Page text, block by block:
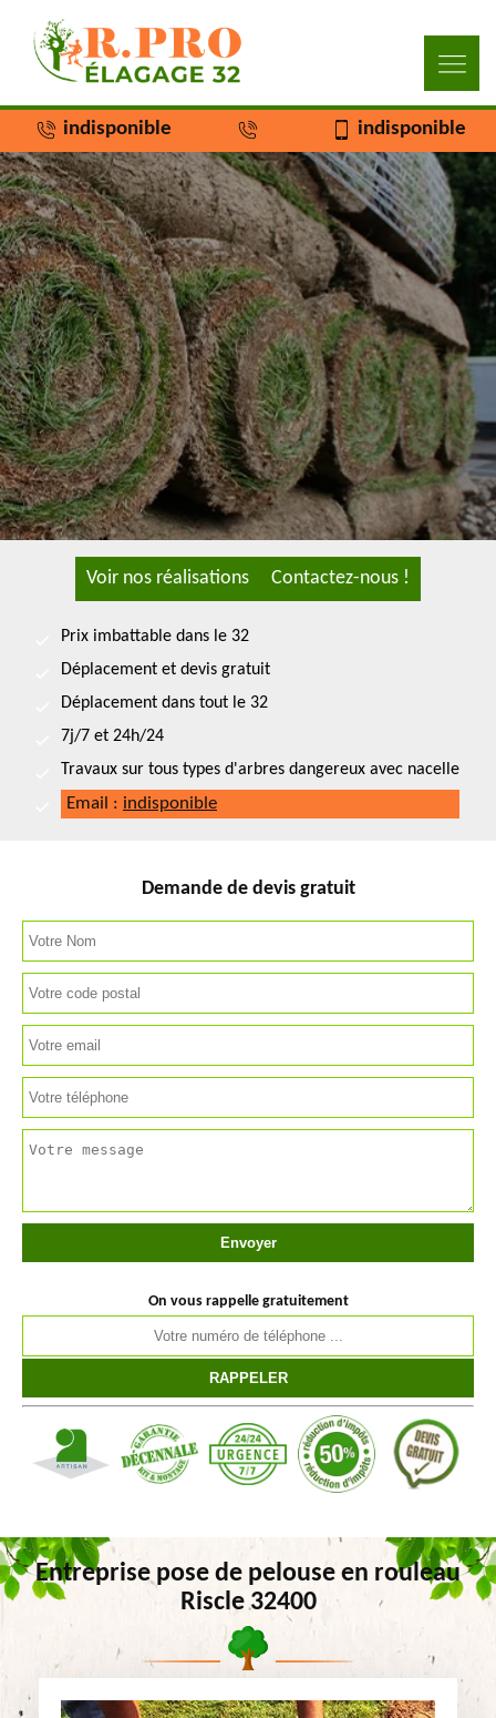
indisponible indisponible
Voir nos réalisations Contactez-nous !
Prix imbattable dans le 32
Déplacement et devis gratuit
Déplacement dans tout le 32
7j/7 et 24h/24
Travaux sur tous types d'arbres dangereux avec nacelle
Email : indisponible
Demande de devis gratuit
On vous rappelle gratuitement
Entreprise pose de pelouse en rouleau
Riscle 32400